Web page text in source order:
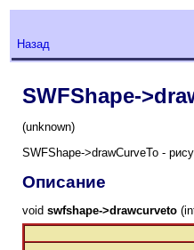
Назад
SWFShape-
(unknown)
SWFShape->drawCurveTo -
Описание
void swfshape->drawcurveto